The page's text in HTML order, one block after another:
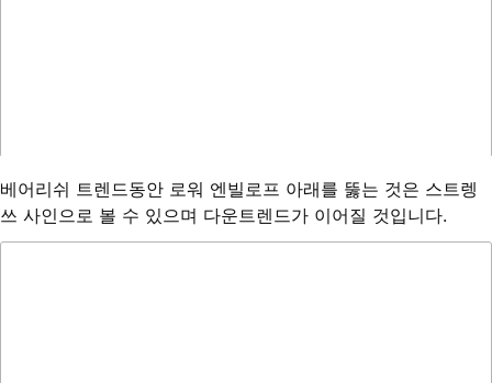
베어리쉬 트렌드동안 로워 엔빌로프 아래를 뚫는 것은 스트렝
쓰 사인으로 볼 수 있으며 다운트렌드가 이어질 것입니다.